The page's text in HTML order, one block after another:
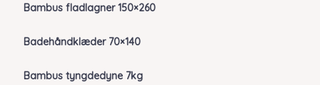
Bambus fladlagner 150×260
Badehåndklæder 70×140
Bambus tyngdedyne 7kg